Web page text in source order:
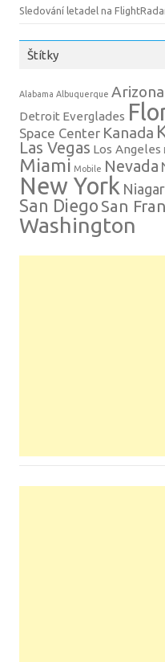
Sledování letadel na
Štítky
Alabama Albuquerque Arizona
Detroit Everglades
Space Center Kanada
Las Vegas Los Angeles
Miami Mobile Nevada
New York
San Diego San
Washington